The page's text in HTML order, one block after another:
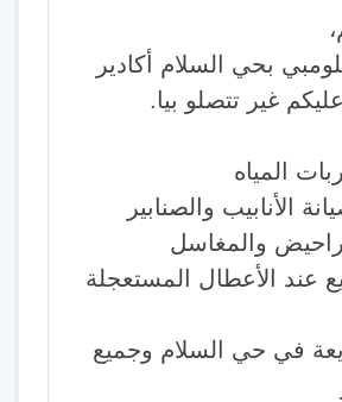
بحي السلام أكادير
غير تتصلو بيا.
المياه
الأنابيب والصنابير
والمغاسل
عند الأعطال المستعجلة
في حي السلام وجميع